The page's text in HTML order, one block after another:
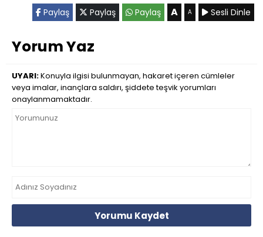
Paylaş Paylaş Paylaş A A Sesli Dinle
Yorum Yaz
UYARI:Konuyla ilgisi bulunmayan, hakaret içeren cümleler
veya imalar, inançlara saldırı, şiddete teşvik yorumları
onaylanmamaktadır.
Yorumu Kaydet